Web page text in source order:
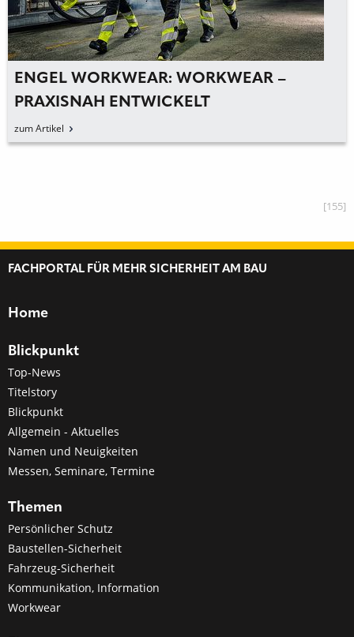
ENGEL WORKWEAR: WORKWEAR –
PRAXISNAH ENTWICKELT
zum Artikel
[155]
FACHPORTAL FÜR MEHR SICHERHEIT AM BAU
Home
Blickpunkt
Top-News
Titelstory
Blickpunkt
Allgemein - Aktuelles
Namen und Neuigkeiten
Messen, Seminare, Termine
Themen
Persönlicher Schutz
Baustellen-Sicherheit
Fahrzeug-Sicherheit
Kommunikation, Information
Workwear